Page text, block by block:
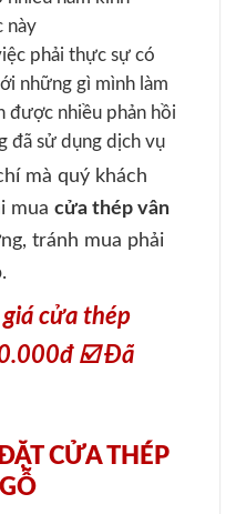
này
phải thực sự có
những gì mình làm
được nhiều phản hồi
đã sử dụng dịch vụ
mà quý khách
mua cửa thép vân
tránh mua phải
giá cửa thép
☑️ Đã
CỬA THÉP